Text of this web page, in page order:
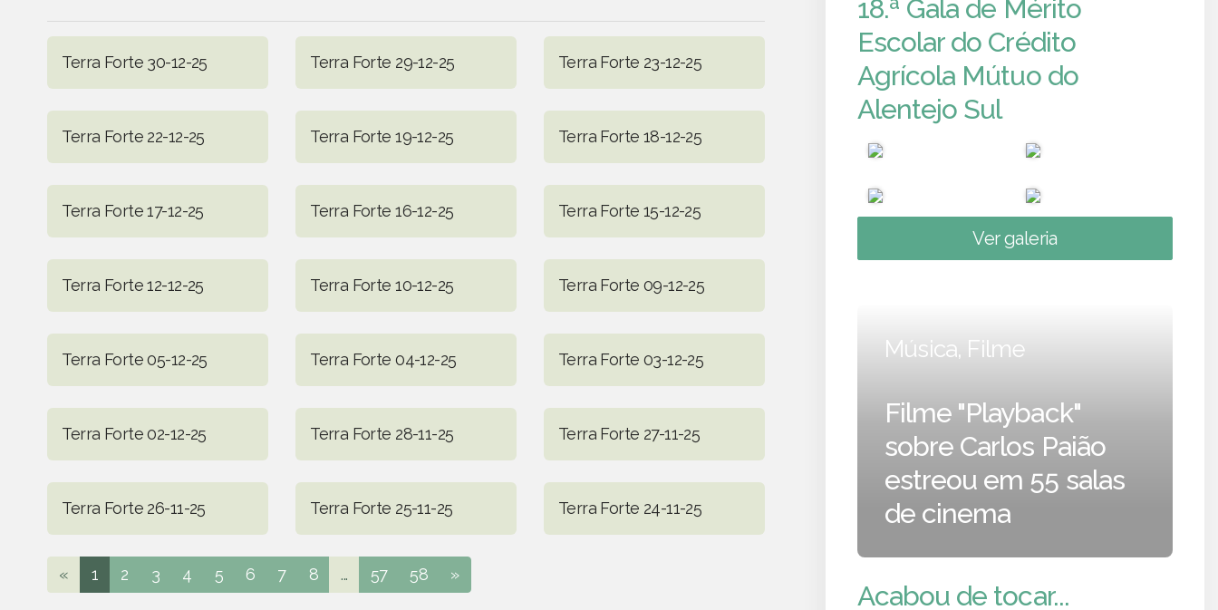
Terra Forte 30-12-25 Terra Forte 29-12-25 Terra Forte 23-12-25
Terra Forte 22-12-25 Terra Forte 19-12-25 Terra Forte 18-12-25
Terra Forte 17-12-25 Terra Forte 16-12-25 Terra Forte 15-12-25
Terra Forte 12-12-25 Terra Forte 10-12-25 Terra Forte 09-12-25
Terra Forte 05-12-25 Terra Forte 04-12-25 Terra Forte 03-12-25
Terra Forte 02-12-25 Terra Forte 28-11-25 Terra Forte 27-11-25
Terra Forte 26-11-25 Terra Forte 25-11-25 Terra Forte 24-11-25
« 1 2 3 4 5 6 7 8 ... 57 58 »
18.ª Gala de Mérito
Escolar do Crédito
Agrícola Mútuo do
Alentejo Sul
Ver galeria
Música, Filme
Filme "Playback"
sobre Carlos Paião
estreou em 55 salas
de cinema
Acabou de tocar...